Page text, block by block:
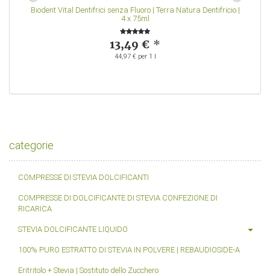
Biodent Vital Dentifrici senza Fluoro | Terra Natura Dentifricio |
4 x 75ml
13,49 € *
44,97 € per 1 l
categorie
COMPRESSE DI STEVIA DOLCIFICANTI
COMPRESSE DI DOLCIFICANTE DI STEVIA CONFEZIONE DI
RICARICA
STEVIA DOLCIFICANTE LIQUIDO
100% PURO ESTRATTO DI STEVIA IN POLVERE | REBAUDIOSIDE-A
Eritritolo + Stevia | Sostituto dello Zucchero